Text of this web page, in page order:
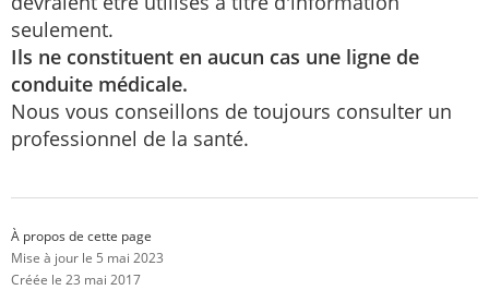
seulement.
Ils ne constituent en aucun cas une ligne de
conduite médicale.
Nous vous conseillons de toujours consulter un
professionnel de la santé.
À propos de cette page
Mise à jour le 5 mai 2023
Créée le 23 mai 2017